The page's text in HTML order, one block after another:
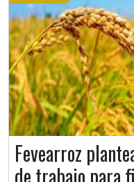
Fevearroz
de trabajo para